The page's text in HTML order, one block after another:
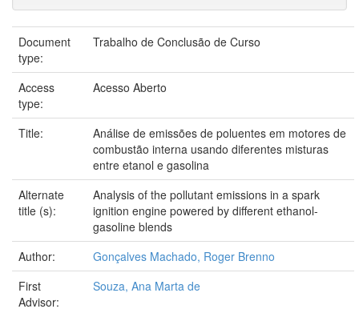
Document
type:
Trabalho de Conclusão de Curso
Access
type:
Acesso Aberto
Title:
Análise de emissões de poluentes em motores de
combustão interna usando diferentes misturas
entre etanol e gasolina
Alternate
title (s):
Analysis of the pollutant emissions in a spark
ignition engine powered by different ethanol-
gasoline blends
Author:
Gonçalves Machado, Roger Brenno
First
Advisor:
Souza, Ana Marta de